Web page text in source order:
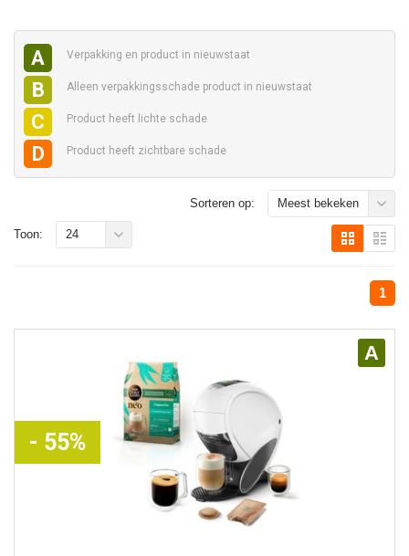
A Verpakking en product in nieuwstaat
B Alleen verpakkingsschade product in nieuwstaat
C Product heeft lichte schade
D Product heeft zichtbare schade
Sorteren op: Meest bekeken
1
Toon: 24
A
- 55%